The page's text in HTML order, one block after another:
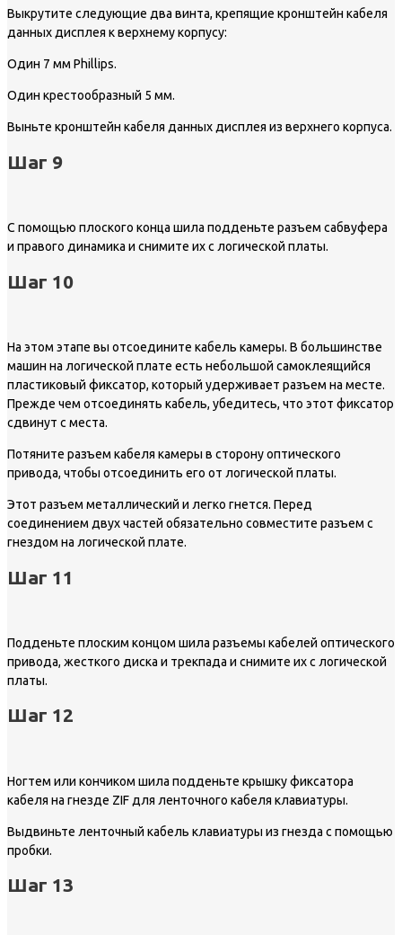
Выкрутите следующие два винта, крепящие кронштейн кабеля
данных дисплея к верхнему корпусу:
Один 7 мм Phillips.
Один крестообразный 5 мм.
Выньте кронштейн кабеля данных дисплея из верхнего корпуса.
Шаг 9
С помощью плоского конца шила подденьте разъем сабвуфера
и правого динамика и снимите их с логической платы.
Шаг 10
На этом этапе вы отсоедините кабель камеры. В большинстве
машин на логической плате есть небольшой самоклеящийся
пластиковый фиксатор, который удерживает разъем на месте.
Прежде чем отсоединять кабель, убедитесь, что этот фиксатор
сдвинут с места.
Потяните разъем кабеля камеры в сторону оптического
привода, чтобы отсоединить его от логической платы.
Этот разъем металлический и легко гнется. Перед
соединением двух частей обязательно совместите разъем с
гнездом на логической плате.
Шаг 11
Подденьте плоским концом шила разъемы кабелей оптического
привода, жесткого диска и трекпада и снимите их с логической
платы.
Шаг 12
Ногтем или кончиком шила подденьте крышку фиксатора
кабеля на гнезде ZIF для ленточного кабеля клавиатуры.
Выдвиньте ленточный кабель клавиатуры из гнезда с помощью
пробки.
Шаг 13